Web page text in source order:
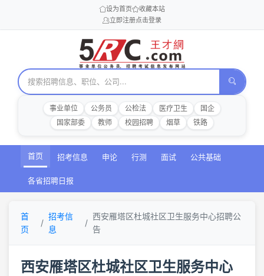
设为首页
收藏本站
立即注册点击登录
事业单位 公务员 公检法 医疗卫生
国企
国家部委
教师 校园招聘 烟草 铁路
首页 招考信息 申论 行测 面试 公共基础
各省招聘日报
首
页
招考信
息
西安雁塔区杜城社区卫生服务中心招聘公
告
西安雁塔区杜城社区卫生服务中心